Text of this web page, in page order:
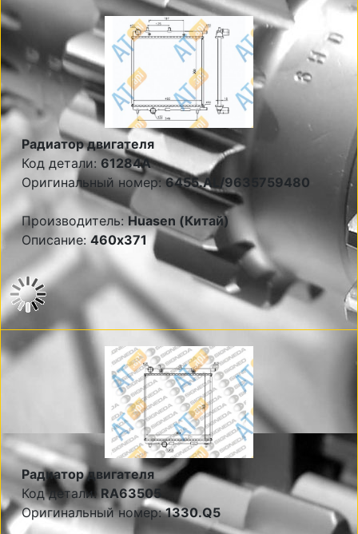
Радиатор двигателя
Код детали: 61284A
Оригинальный номер:6455.AL/9635759480
Производитель: Huasen (Китай)
Описание: 460x371
Радиатор двигателя
Код детали: RA63505
Оригинальный номер:1330.Q5